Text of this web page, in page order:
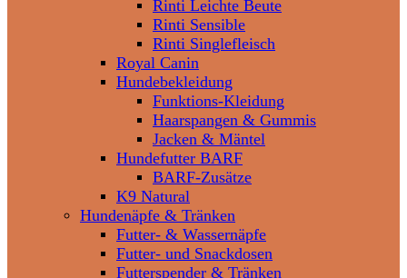
Rinti Leichte Beute
Rinti Sensible
Rinti Singlefleisch
Royal Canin
Hundebekleidung
Funktions-Kleidung
Haarspangen & Gummis
Jacken & Mäntel
Hundefutter BARF
BARF-Zusätze
K9 Natural
Hundenäpfe & Tränken
Futter- & Wassernäpfe
Futter- und Snackdosen
Futterspender & Tränken